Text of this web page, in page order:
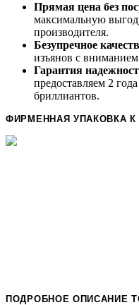
Прямая цена без
максимальную
производителя.
Безупречное
изъянов с вниманием
Гарантия
предоставляем 2
бриллиантов.
ФИРМЕННАЯ УПАКОВКА
ПОДРОБНОЕ ОПИСАНИЕ